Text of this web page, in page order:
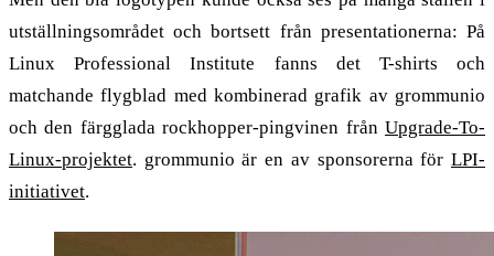
utställningsområdet och bortsett från presentationerna: På
Linux Professional Institute fanns det T-shirts och
matchande flygblad med kombinerad grafik av grommunio
och den färgglada rockhopper-pingvinen från Upgrade-To-
Linux-projektet. grommunio är en av sponsorerna för LPI-
initiativet.